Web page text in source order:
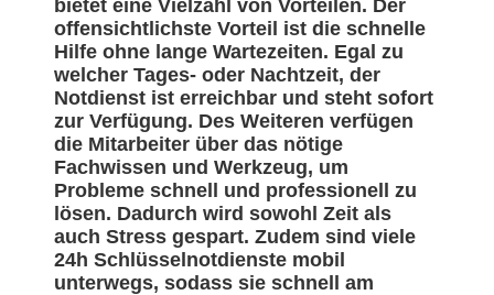
bietet eine Vielzahl von Vorteilen. Der
offensichtlichste Vorteil ist die schnelle
Hilfe ohne lange Wartezeiten. Egal zu
welcher Tages- oder Nachtzeit, der
Notdienst ist erreichbar und steht sofort
zur Verfügung. Des Weiteren verfügen
die Mitarbeiter über das nötige
Fachwissen und Werkzeug, um
Probleme schnell und professionell zu
lösen. Dadurch wird sowohl Zeit als
auch Stress gespart. Zudem sind viele
24h Schlüsselnotdienste mobil
unterwegs, sodass sie schnell am